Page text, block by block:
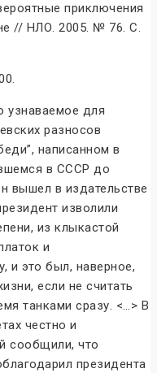
приключения
// НЛО. 2005. № 76. С.
узнаваемое для
разносов
написанном в
в СССР до
вышел в издательстве
изволили
из клыкастой
и
и это был, наверное,
если не считать
танками сразу. <…> В
честно и
сообщили, что
президента